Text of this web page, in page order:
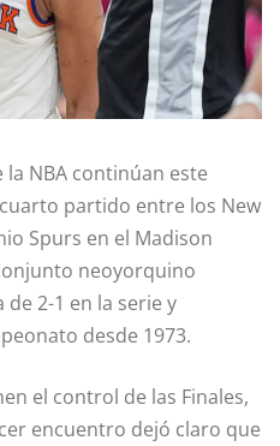
la NBA continúan este
partido entre los New
Spurs en el Madison
neoyorquino
2-1 en la serie y
desde 1973.
el control de las Finales,
encuentro dejó claro que